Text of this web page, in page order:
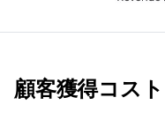
顧客獲得コスト